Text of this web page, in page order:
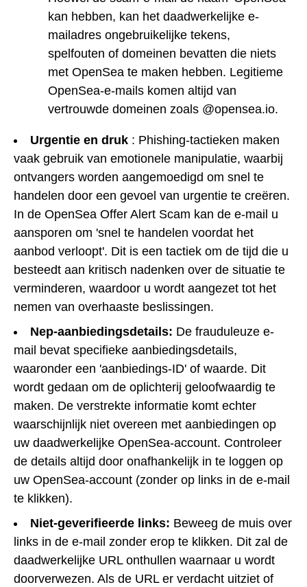
kan hebben, kan het daadwerkelijke e-
mailadres ongebruikelijke tekens,
spelfouten of domeinen bevatten die niets
met OpenSea te maken hebben. Legitieme
OpenSea-e-mails komen altijd van
vertrouwde domeinen zoals @opensea.io.
Urgentie en druk : Phishing-tactieken maken
vaak gebruik van emotionele manipulatie, waarbij
ontvangers worden aangemoedigd om snel te
handelen door een gevoel van urgentie te creëren.
In de OpenSea Offer Alert Scam kan de e-mail u
aansporen om 'snel te handelen voordat het
aanbod verloopt'. Dit is een tactiek om de tijd die u
besteedt aan kritisch nadenken over de situatie te
verminderen, waardoor u wordt aangezet tot het
nemen van overhaaste beslissingen.
Nep-aanbiedingsdetails: De frauduleuze e-
mail bevat specifieke aanbiedingsdetails,
waaronder een 'aanbiedings-ID' of waarde. Dit
wordt gedaan om de oplichterij geloofwaardig te
maken. De verstrekte informatie komt echter
waarschijnlijk niet overeen met aanbiedingen op
uw daadwerkelijke OpenSea-account. Controleer
de details altijd door onafhankelijk in te loggen op
uw OpenSea-account (zonder op links in de e-mail
te klikken).
Niet-geverifieerde links: Beweeg de muis over
links in de e-mail zonder erop te klikken. Dit zal de
daadwerkelijke URL onthullen waarnaar u wordt
doorverwezen. Als de URL er verdacht uitziet of